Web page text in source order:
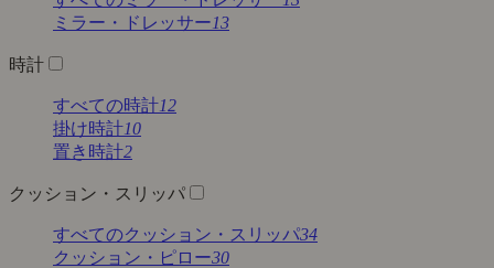
ミラー・ドレッサー13
時計
すべての時計12
掛け時計10
置き時計2
クッション・スリッパ
すべてのクッション・スリッパ34
クッション・ピロー30